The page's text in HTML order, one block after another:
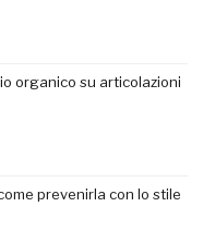
organico su articolazioni
prevenirla con lo stile